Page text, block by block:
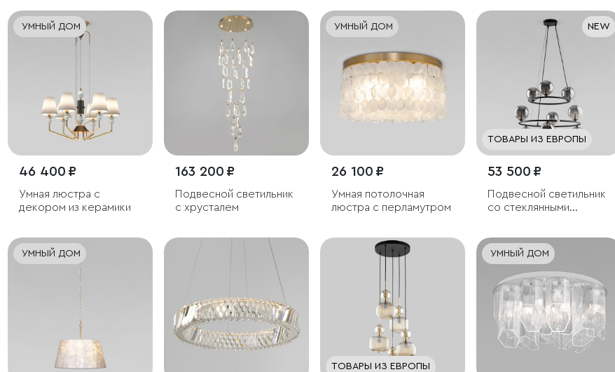
управления
УМНЫЙ ДОМ
46 400 ₽
Умная люстра с
декором из керамики
163 200 ₽
Подвесной светильник
с хрусталем
УМНЫЙ ДОМ
26 100 ₽
Умная потолочная
люстра с перламутром
NEW
ТОВАРЫ ИЗ ЕВРОПЫ
53 500 ₽
Подвесной светильник
со стеклянными
УМНЫЙ ДОМ
ТОВАРЫ ИЗ ЕВРОПЫ
УМНЫЙ ДОМ